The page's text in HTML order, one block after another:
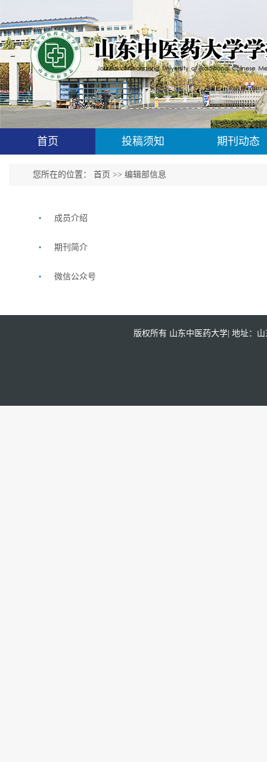
首页 投稿须知 期刊动态
您所在的位置： 首页 >> 编辑部信息
. 成员介绍
. 期刊简介
. 微信公众号
版权所有 山东中医药大学| 地址：